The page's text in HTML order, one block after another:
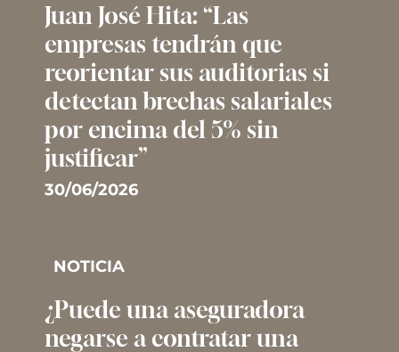
Juan José Hita: “Las
empresas tendrán que
reorientar sus auditorias si
detectan brechas salariales
por encima del 5% sin
justificar”
30/06/2026
NOTICIA
¿Puede una aseguradora
negarse a contratar una